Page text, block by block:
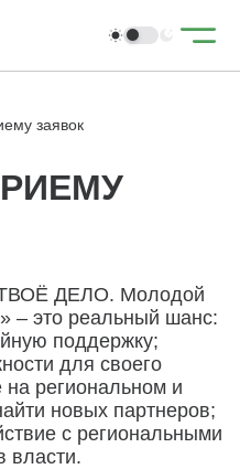
заявок
ДЕЛО. Молодой
– это реальный шанс:
поддержку;
для своего
на региональном и
новых партнеров;
с региональными
власти.